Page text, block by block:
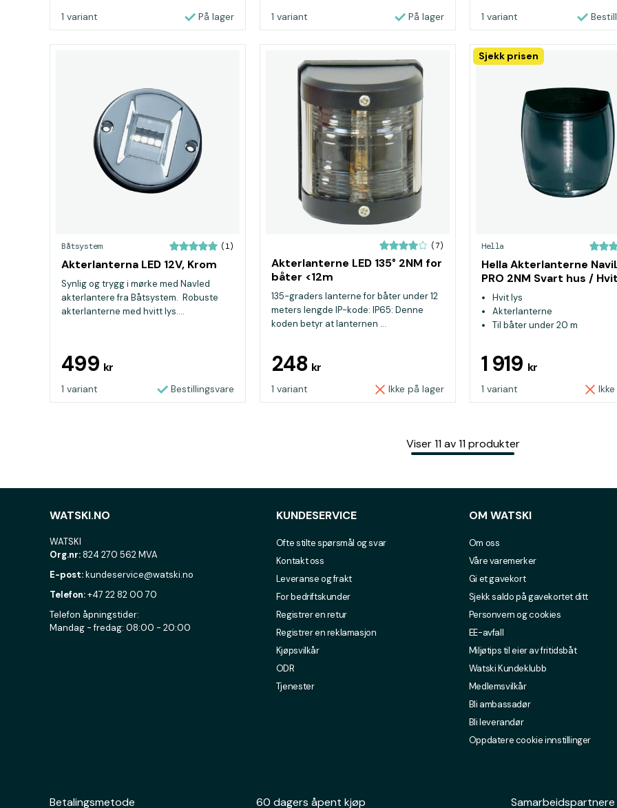
1 variant På lager 1 variant På lager 1 variant
Båtsystem (1)
Akterlanterna LED 12V, Krom
Synlig og trygg i mørke med Navled
akterlantere fra Båtsystem. Robuste
akterlanterne med hvitt lys....
499 kr
1 variant Bestillingsvare
(7)
Akterlanterne LED 135° 2NM for
båter <12m
135-graders lanterne for båter under 12
meters lengde IP-kode: IP65: Denne
koden betyr at lanternen ...
248 kr
1 variant Ikke på lager
Sjekk prisen
Hella
Hella Akterlanterne
PRO 2NM Svart hus /
Hvit lys
Akterlanterne
Til båter under 20 m
1 919 kr
1 variant
Viser 11 av 11 produkter
WATSKI.NO
WATSKI
Org.nr:824 270 562 MVA
E-post:kundeservice@watski.no
Telefon:+47 22 82 00 70
Telefon åpningstider:
Mandag - fredag: 08:00 - 20:00
KUNDESERVICE
Ofte stilte spørsmål og svar
Kontakt oss
Leveranse og frakt
For bedriftskunder
Registrer en retur
Registrer en reklamasjon
Kjøpsvilkår
ODR
Tjenester
OM WATSKI
Om oss
Våre varemerker
Gi et gavekort
Sjekk saldo på gavekortet ditt
Personvern og cookies
EE-avfall
Miljøtips til eier av fritidsbåt
Watski Kundeklubb
Medlemsvilkår
Bli ambassadør
Bli leverandør
Oppdatere cookie innstillinger
Betalingsmetode 60 dagers åpent kjøp Samarbeidspartnere